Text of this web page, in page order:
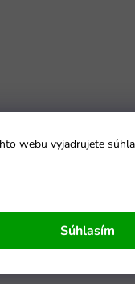
webu vyjadrujete
Súhlasím